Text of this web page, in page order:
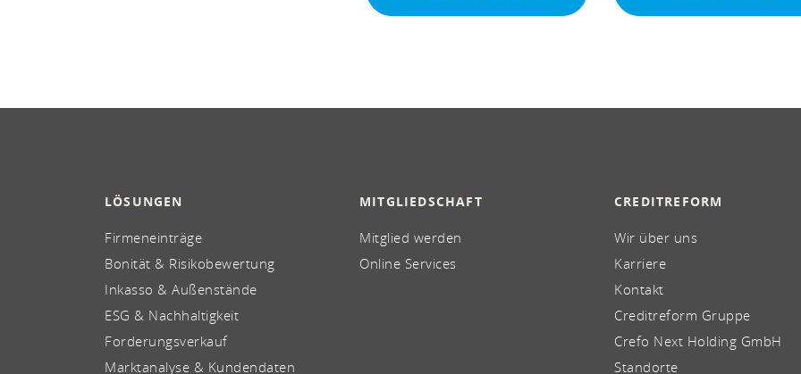
LÖSUNGEN
Firmeneinträge
Bonität & Risikobewertung
Inkasso & Außenstände
ESG & Nachhaltigkeit
Forderungsverkauf
Marktanalyse & Kundendaten
MITGLIEDSCHAFT
Mitglied werden
Online Services
CREDITREFORM
Wir über uns
Karriere
Kontakt
Creditreform Gruppe
Crefo Next Holding GmbH
Standorte